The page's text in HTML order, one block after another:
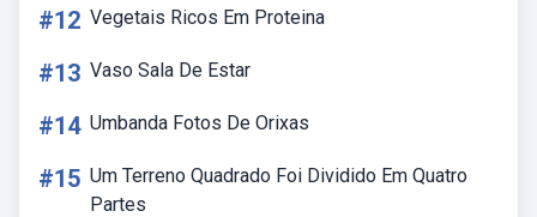
#12 Vegetais Ricos Em Proteina
#13 Vaso Sala De Estar
#14 Umbanda Fotos De Orixas
#15 Um Terreno Quadrado Foi Dividido Em Quatro
Partes